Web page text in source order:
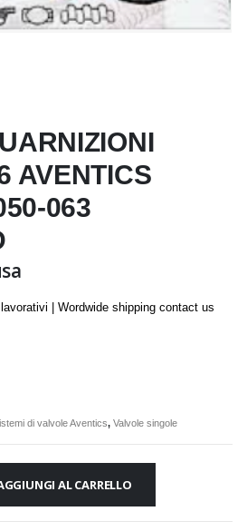
AVENTICS
063
| Wordwide shipping contact us
di valvole Aventics, Valvole singole
AL CARRELLO